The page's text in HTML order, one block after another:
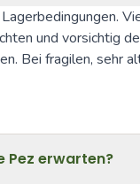
und vorsichtig
Bei fragilen, sehr
Pez erwarten?